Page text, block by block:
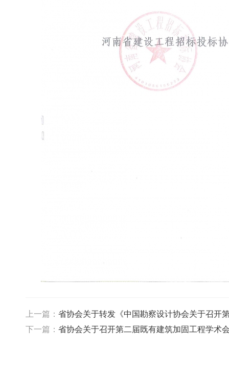
上一篇： 省协会关于转发《中国勘察设计协会关于召开
下一篇： 省协会关于召开第二届既有建筑加固工程学术